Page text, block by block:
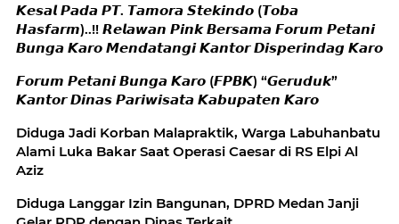
𝙆𝙚𝙨𝙖𝙡 𝙋𝙖𝙙𝙖 𝙋𝙏. 𝙏𝙖𝙢𝙤𝙧𝙖 𝙎𝙩𝙚𝙠𝙞𝙣𝙙𝙤 (𝙏𝙤𝙗𝙖
𝙃𝙖𝙨𝙛𝙖𝙧𝙢)..!! 𝙍𝙚𝙡𝙖𝙬𝙖𝙣 𝙋𝙞𝙣𝙠 𝘽𝙚𝙧𝙨𝙖𝙢𝙖 𝙁𝙤𝙧𝙪𝙢 𝙋𝙚𝙩𝙖𝙣𝙞
𝘽𝙪𝙣𝙜𝙖 𝙆𝙖𝙧𝙤 𝙈𝙚𝙣𝙙𝙖𝙩𝙖𝙣𝙜𝙞 𝙆𝙖𝙣𝙩𝙤𝙧 𝘿𝙞𝙨𝙥𝙚𝙧𝙞𝙣𝙙𝙖𝙜 𝙆𝙖𝙧𝙤
𝙁𝙤𝙧𝙪𝙢 𝙋𝙚𝙩𝙖𝙣𝙞 𝘽𝙪𝙣𝙜𝙖 𝙆𝙖𝙧𝙤 (𝙁𝙋𝘽𝙆) “𝙂𝙚𝙧𝙪𝙙𝙪𝙠”
𝙆𝙖𝙣𝙩𝙤𝙧 𝘿𝙞𝙣𝙖𝙨 𝙋𝙖𝙧𝙞𝙬𝙞𝙨𝙖𝙩𝙖 𝙆𝙖𝙗𝙪𝙥𝙖𝙩𝙚𝙣 𝙆𝙖𝙧𝙤
Diduga Jadi Korban Malapraktik, Warga Labuhanbatu
Alami Luka Bakar Saat Operasi Caesar di RS Elpi Al
Aziz
Diduga Langgar Izin Bangunan, DPRD Medan Janji